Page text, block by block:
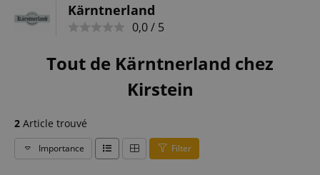
Kärntnerland
0,0 / 5
Tout de Kärntnerland chez
Kirstein
2 Article trouvé
Importance Filter